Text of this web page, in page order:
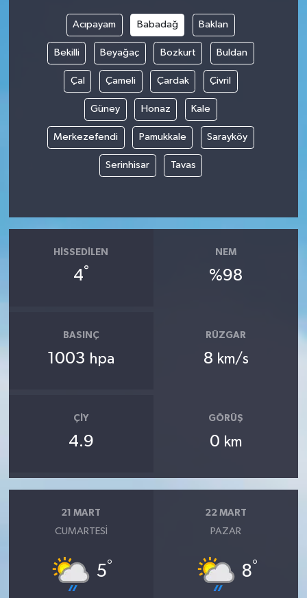
Acıpayam Babadağ Baklan
Bekilli Beyağaç Bozkurt Buldan
Çal Çameli Çardak Çivril
Güney Honaz Kale
Merkezefendi Pamukkale Sarayköy
Serinhisar Tavas
HISSEDILEN
4°
NEM
%98
BASINÇ
1003 hpa
RÜZGAR
8 km/s
ÇIY
4.9
GÖRÜŞ
0 km
21 MART
CUMARTESI
5°
22 MART
PAZAR
8°